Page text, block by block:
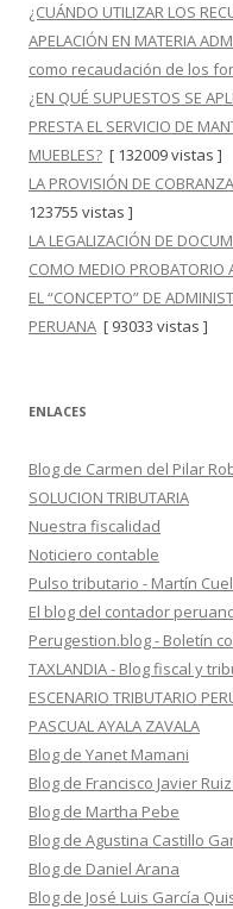
¿CUÁNDO UTILIZAR LOS
APELACIÓN EN MATERIA
como recaudación de los
¿EN QUÉ SUPUESTOS SE
PRESTA EL SERVICIO DE
MUEBLES? [ 132009 vistas ]
LA PROVISIÓN DE
123755 vistas ]
LA LEGALIZACIÓN DE
COMO MEDIO PROBATORIO
EL “CONCEPTO” DE
PERUANA [ 93033 vistas ]
ENLACES
Blog de Carmen del Pilar
SOLUCION TRIBUTARIA
Nuestra fiscalidad
Noticiero contable
Pulso tributario - Martín
El blog del contador
Perugestion.blog - Boletín
TAXLANDIA - Blog fiscal y
ESCENARIO TRIBUTARIO
PASCUAL AYALA ZAVALA
Blog de Yanet Mamani
Blog de Francisco Javier
Blog de Martha Pebe
Blog de Agustina Castillo
Blog de Daniel Arana
Blog de José Luis García